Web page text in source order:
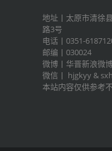
地址丨太原市清徐
路3号
电话丨0351-
邮编丨030024
微博丨 华晋新浪微
微信丨 hjgkyy &
本站内容仅供参考